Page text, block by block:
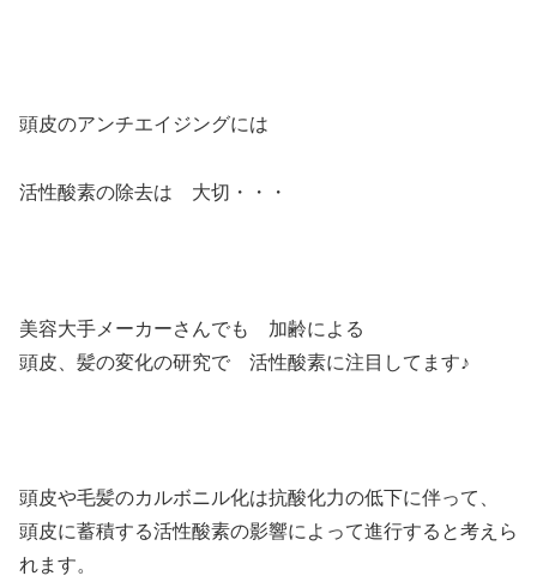
頭皮のアンチエイジングには
活性酸素の除去は 大切・・・
美容大手メーカーさんでも 加齢による
頭皮、髪の変化の研究で 活性酸素に注目してます♪
頭皮や毛髪のカルボニル化は抗酸化力の低下に伴って、
頭皮に蓄積する活性酸素の影響によって進行すると考えら
れます。